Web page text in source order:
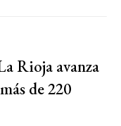
Rioja avanza
de 220